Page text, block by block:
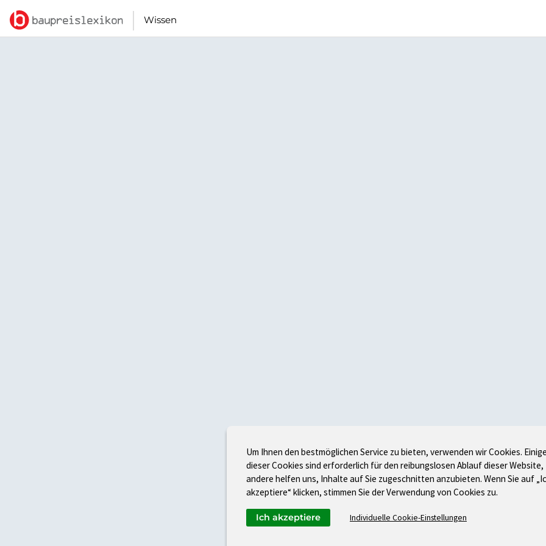
Wissen
Um Ihnen den bestmöglichen Service zu bieten, verwenden wir Cookies.
dieser Cookies sind erforderlich für den reibungslosen Ablauf dieser Website,
andere helfen uns, Inhalte auf Sie zugeschnitten anzubieten. Wenn Sie auf
akzeptiere“ klicken, stimmen Sie der Verwendung von Cookies zu.
Individuelle Cookie-Einstellungen
Ich akzeptiere